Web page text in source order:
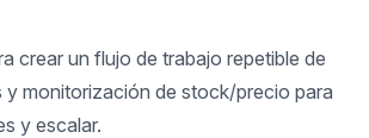
crear un flujo de trabajo repetible de
y monitorización de stock/precio para
y escalar.